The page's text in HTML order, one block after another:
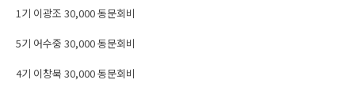
1기 이광조 30,000 동문회비
5기 어수중 30,000 동문회비
4기 이창묵 30,000 동문회비